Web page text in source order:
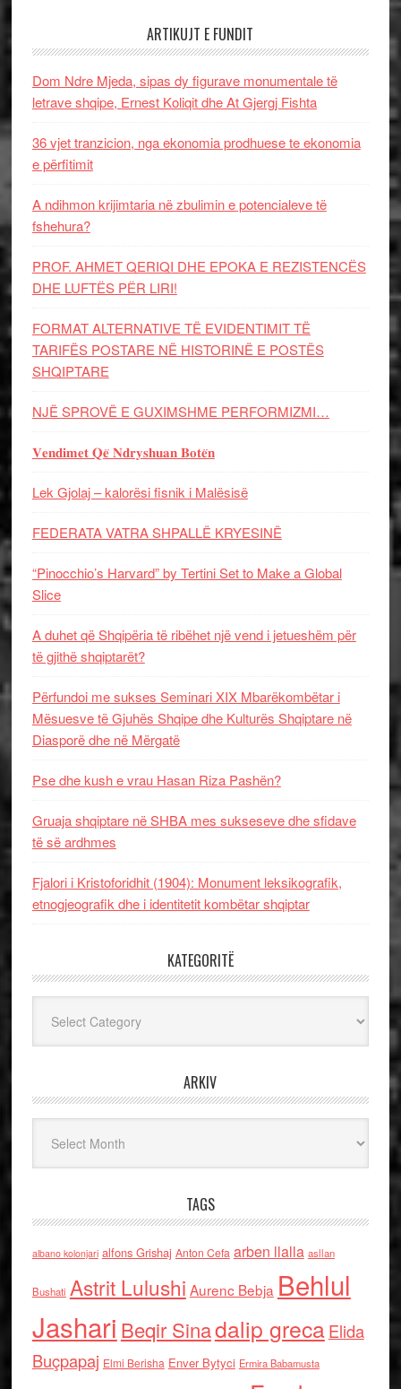
ARTIKUJT E FUNDIT
Dom Ndre Mjeda, sipas dy figurave monumentale të
letrave shqipe, Ernest Koliqit dhe At Gjergj Fishta
36 vjet tranzicion, nga ekonomia prodhuese te ekonomia
e përfitimit
A ndihmon krijimtaria në zbulimin e potencialeve të
fshehura?
PROF. AHMET QERIQI DHE EPOKA E REZISTENCЁS
DHE LUFTЁS PЁR LIRI!
FORMAT ALTERNATIVE TË EVIDENTIMIT TË
TARIFËS POSTARE NË HISTORINË E POSTËS
SHQIPTARE
NJË SPROVË E GUXIMSHME PERFORMIZMI…
𝐕𝐞𝐧𝐝𝐢𝐦𝐞𝐭 𝐐𝐞̈ 𝐍𝐝𝐫𝐲𝐬𝐡𝐮𝐚𝐧 𝐁𝐨𝐭𝐞̈𝐧
Lek Gjolaj – kalorësi fisnik i Malësisë
FEDERATA VATRA SHPALLË KRYESINË
“Pinocchio’s Harvard” by Tertini Set to Make a Global
Slice
A duhet që Shqipëria të ribëhet një vend i jetueshëm për
të gjithë shqiptarët?
Përfundoi me sukses Seminari XIX Mbarëkombëtar i
Mësuesve të Gjuhës Shqipe dhe Kulturës Shqiptare në
Diasporë dhe në Mërgatë
Pse dhe kush e vrau Hasan Riza Pashën?
Gruaja shqiptare në SHBA mes sukseseve dhe sfidave
të së ardhmes
Fjalori i Kristoforidhit (1904): Monument leksikografik,
etnogjeografik dhe i identitetit kombëtar shqiptar
KATEGORITË
ARKIV
TAGS
albano kolonjari alfons Grishaj Anton Cefa arben llalla asllan
Bushati Astrit Lulushi Aurenc Bebja Behlul
Jashari Beqir Sinadalip grecaElida
Buçpapaj Elmi Berisha Enver Bytyci Ermira Babamusta